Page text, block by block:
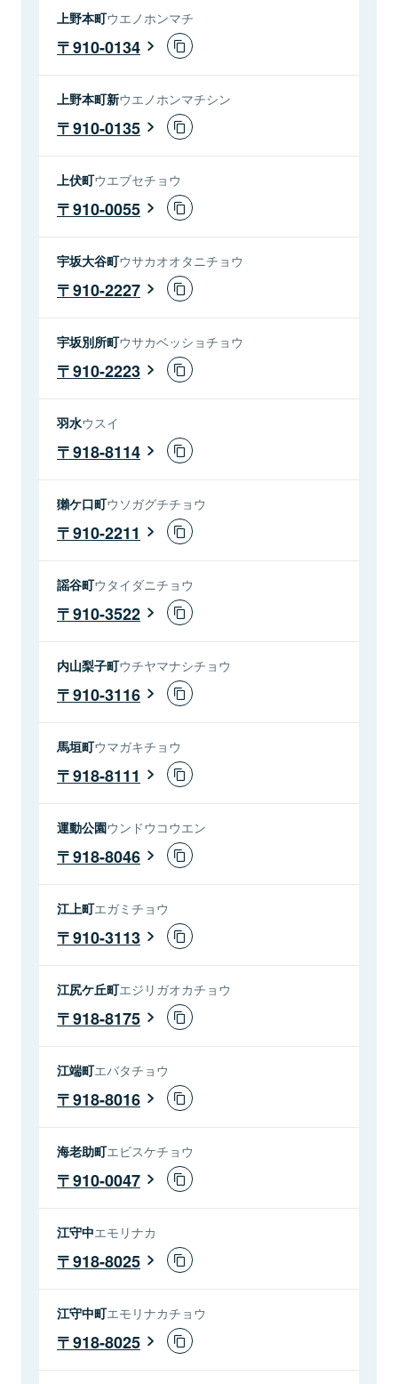
上野本町ウエノホンマチ
910-0134
上野本町新ウエノホンマチシン
910-0135
上伏町ウエブセチョウ
910-0055
宇坂大谷町ウサカオオタニチョウ
910-2227
宇坂別所町ウサカベッショチョウ
910-2223
羽水ウスイ
918-8114
獺ケ口町ウソガグチチョウ
910-2211
謡谷町ウタイダニチョウ
910-3522
内山梨子町ウチヤマナシチョウ
910-3116
馬垣町ウマガキチョウ
918-8111
運動公園ウンドウコウエン
918-8046
江上町エガミチョウ
910-3113
江尻ケ丘町エジリガオカチョウ
918-8175
江端町エバタチョウ
918-8016
海老助町エビスケチョウ
910-0047
江守中エモリナカ
918-8025
江守中町エモリナカチョウ
918-8025